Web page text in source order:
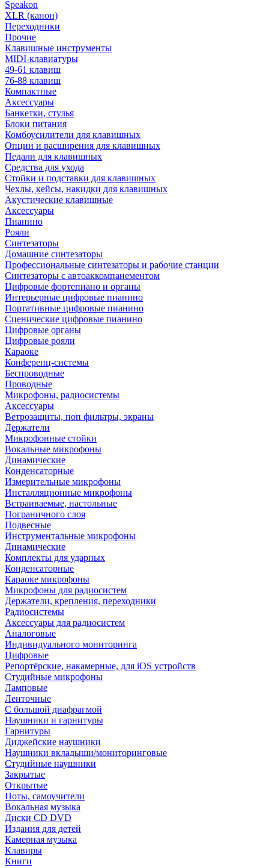
Speakon
XLR (канон)
Переходники
Прочие
Клавишные инструменты
MIDI-клавиатуры
49-61 клавиш
76-88 клавиш
Компактные
Аксессуары
Банкетки, стулья
Блоки питания
Комбоусилители для клавишных
Опции и расширения для клавишных
Педали для клавишных
Средства для ухода
Стойки и подставки для клавишных
Чехлы, кейсы, накидки для клавишных
Акустические клавишные
Аксессуары
Пианино
Рояли
Синтезаторы
Домашние синтезаторы
Профессиональные синтезаторы и рабочие станции
Синтезаторы с автоаккомпанементом
Цифровые фортепиано и органы
Интерьерные цифровые пианино
Портативные цифровые пианино
Сценические цифровые пианино
Цифровые органы
Цифровые рояли
Караоке
Конференц-системы
Беспроводные
Проводные
Микрофоны, радиосистемы
Аксессуары
Ветрозащиты, поп фильтры, экраны
Держатели
Микрофонные стойки
Вокальные микрофоны
Динамические
Конденсаторные
Измерительные микрофоны
Инсталляционные микрофоны
Встраиваемые, настольные
Пограничного слоя
Подвесные
Инструментальные микрофоны
Динамические
Комплекты для ударных
Конденсаторные
Караоке микрофоны
Микрофоны для радиосистем
Держатели, крепления, переходники
Радиосистемы
Аксессуары для радиосистем
Аналоговые
Индивидуального мониторинга
Цифровые
Репортёрские, накамерные, для iOS устройств
Студийные микрофоны
Ламповые
Ленточные
С большой диафрагмой
Наушники и гарнитуры
Гарнитуры
Диджейские наушники
Наушники вкладыши/мониторинговые
Студийные наушники
Закрытые
Открытые
Ноты, самоучители
Вокальная музыка
Диски CD DVD
Издания для детей
Камерная музыка
Клавиры
Книги